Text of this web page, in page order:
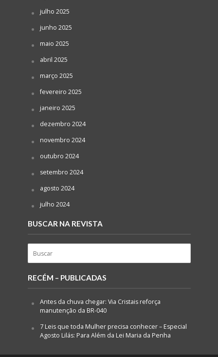
julho 2025
junho 2025
maio 2025
abril 2025
março 2025
fevereiro 2025
janeiro 2025
dezembro 2024
novembro 2024
outubro 2024
setembro 2024
agosto 2024
julho 2024
BUSCAR NA REVISTA
RECÉM – PUBLICADAS
Antes da chuva chegar: Via Cristais reforça
manutenção da BR-040
7 Leis que toda Mulher precisa conhecer – Especial
Agosto Lilás: Para Além da Lei Maria da Penha